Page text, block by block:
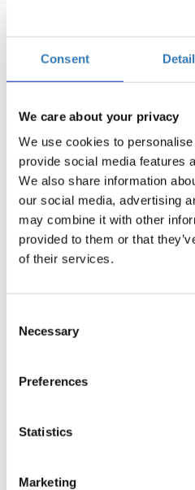
Consent
We care about your privacy
We use cookies to
provide social media features
We also share information
our social media, advertising
may combine it with other
provided to them or that
of their services.
Selection
Necessary
Preferences
Statistics
Marketing
- 16.00
Προεγγραφή |Παρασκευή 13/
- 18.00
Σάββατο 14/02/2026
Προεγγραφή | Σάββατο 14/02/
14.00